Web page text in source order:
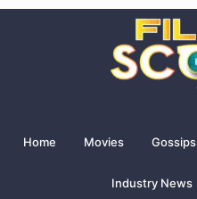
Home Movies Gossips
Industry News